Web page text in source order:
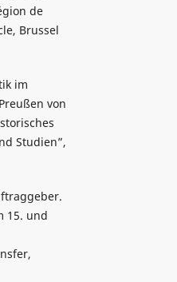
de
Brussel
im
von
Studien”,
15. und